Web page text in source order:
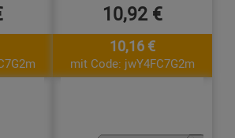
10,92 €
10,16 €
mit Code: jwY4FC7G2m